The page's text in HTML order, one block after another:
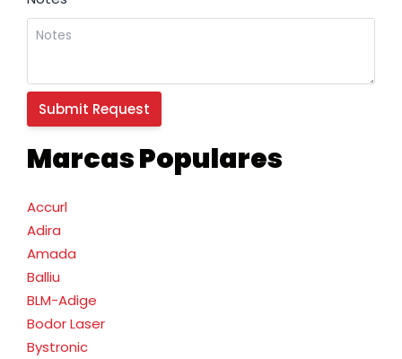
Marcas Populares
Accurl
Adira
Amada
Balliu
BLM-Adige
Bodor Laser
Bystronic